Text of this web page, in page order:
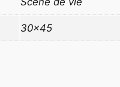
30×45